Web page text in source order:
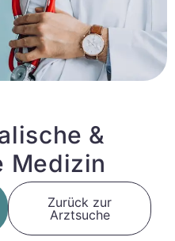
&
Medizin
Zurück zur
Arztsuche